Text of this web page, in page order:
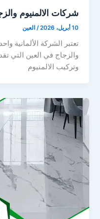
شركات الالمنيوم
10 أبريل، 2026 /العين
تعتبر الشركة الألمانية
والزجاج في العين التي
وتركيب الالمنيوم